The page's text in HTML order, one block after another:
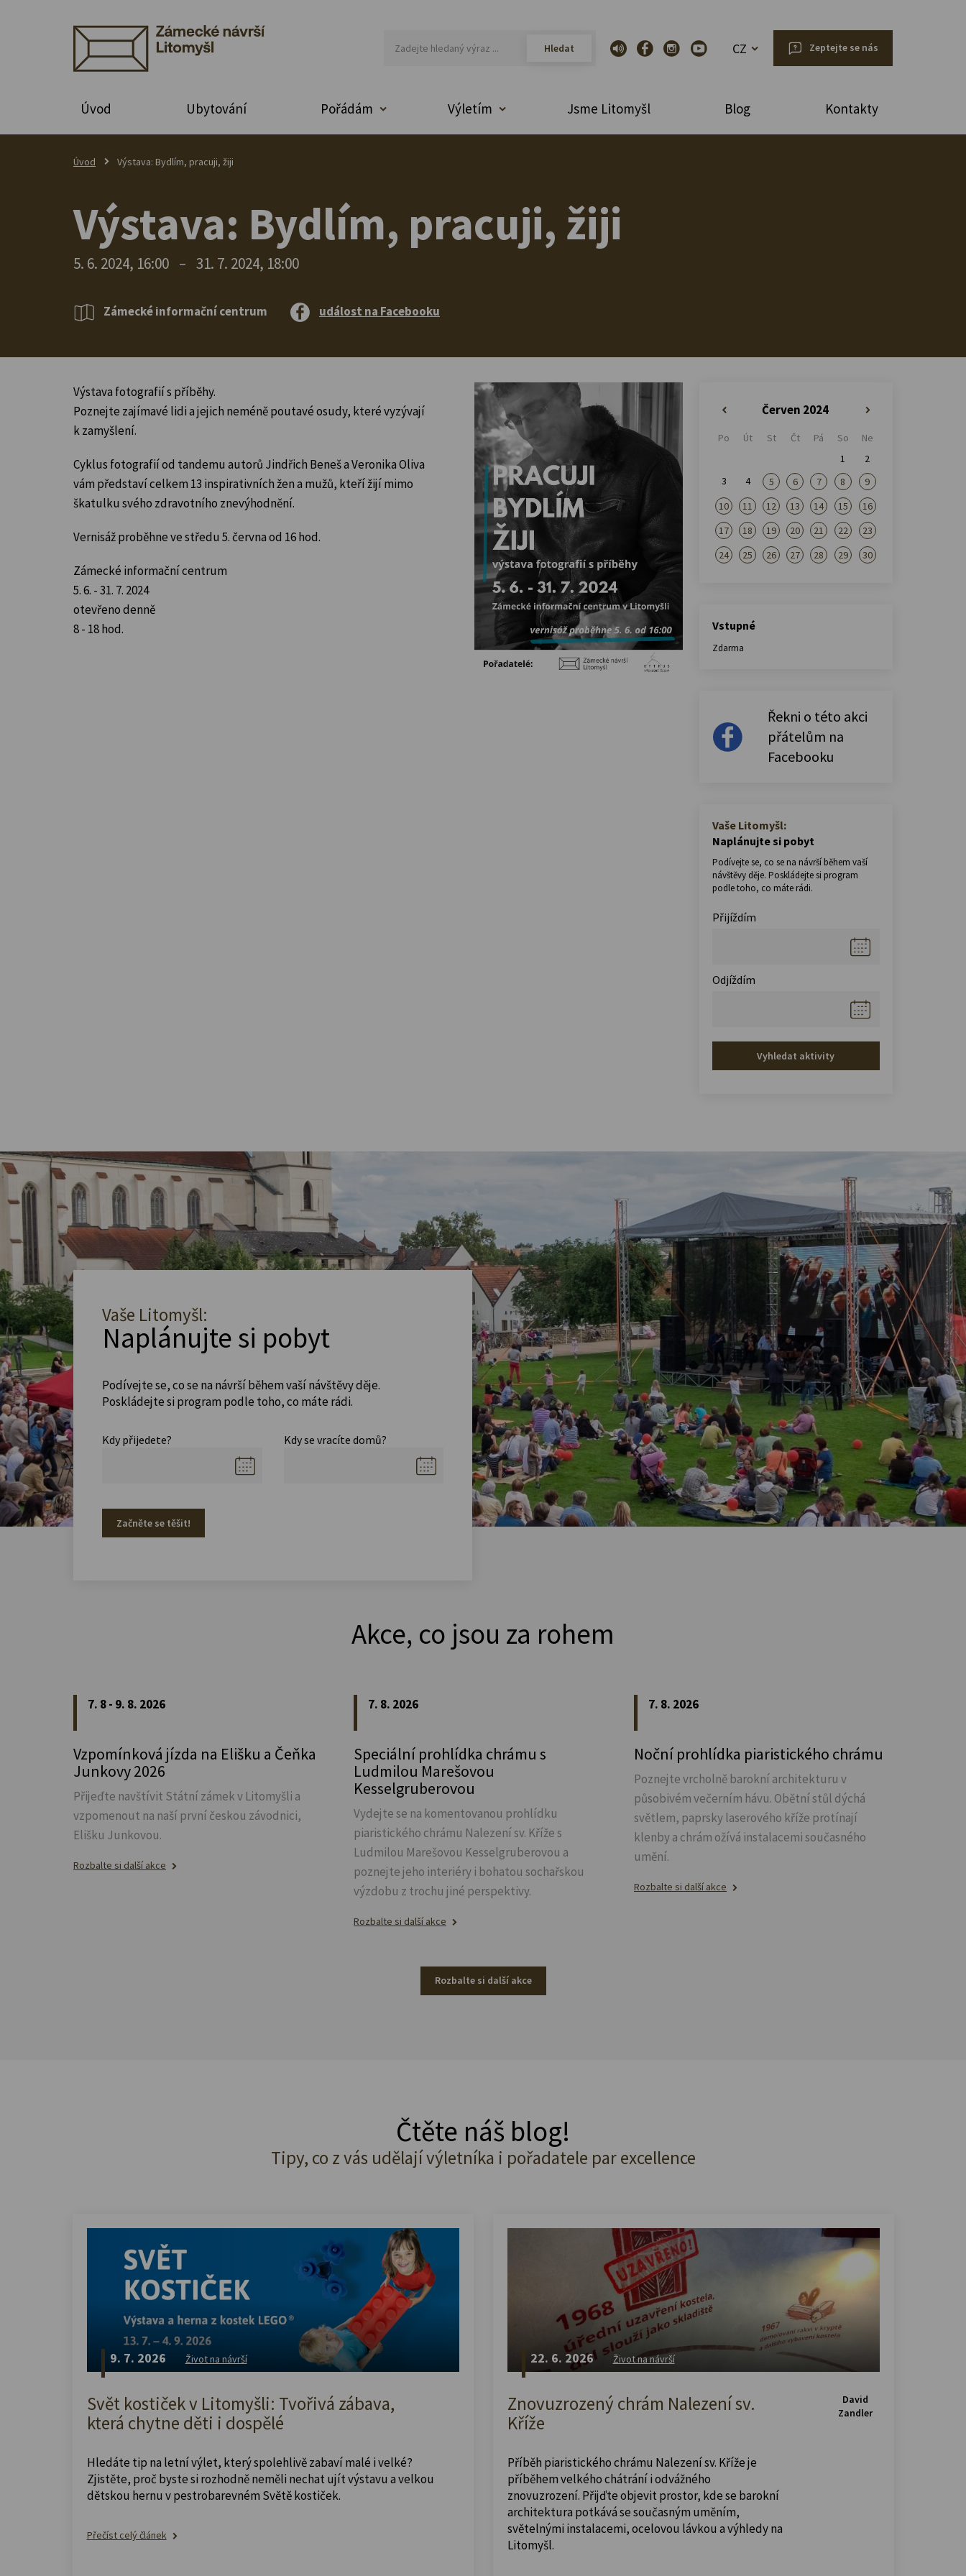
CZ Zeptejte se nás
Úvod Ubytování Pořádám Výletím Jsme Litomyšl Blog Kontakty
Úvod Výstava: Bydlím, pracuji, žiji
Výstava: Bydlím, pracuji, žiji
5. 6. 2024, 16:00 – 31. 7. 2024, 18:00
Zámecké informační centrum událost na Facebooku
Výstava fotografií s příběhy.
Poznejte zajímavé lidi a jejich neméně poutavé osudy, které vyzývají
k zamyšlení.
Cyklus fotografií od tandemu autorů Jindřich Beneš a Veronika Oliva
vám představí celkem 13 inspirativních žen a mužů, kteří žijí mimo
škatulku svého zdravotního znevýhodnění.
Vernisáž proběhne ve středu 5. června od 16 hod.
Zámecké informační centrum
5. 6. - 31. 7. 2024
otevřeno denně
8 - 18 hod.
Červen 2024
Po Út St Čt Pá So
Ne
1
2
3
4 5 6 7 8
9
10
11 12 13 14 15
16
17
18 19 20 21 22
23
24
25 26 27 28 29 30
Vstupné
Zdarma
Řekni o této akci
přátelům na
Facebooku
Vaše Litomyšl:
Naplánujte si pobyt
Podívejte se, co se na návrší během vaší
návštěvy děje. Poskládejte si program
podle toho, co máte rádi.
Přijíždím
Odjíždím
Vyhledat aktivity
Vaše Litomyšl:
Naplánujte si pobyt
Podívejte se, co se na návrší během vaší návštěvy děje.
Poskládejte si program podle toho, co máte rádi.
Kdy přijedete? Kdy se vracíte domů?
Začněte se těšit!
Akce, co jsou za rohem
7. 8 - 9. 8. 2026
Vzpomínková jízda na Elišku a Čeňka
Junkovy 2026
Přijeďte navštívit Státní zámek v Litomyšli a
vzpomenout na naší první českou závodnici,
Elišku Junkovou.
Rozbalte si další akce
7. 8. 2026
Speciální prohlídka chrámu s
Ludmilou Marešovou
Kesselgruberovou
Vydejte se na komentovanou prohlídku
piaristického chrámu Nalezení sv. Kříže s
Ludmilou Marešovou Kesselgruberovou a
poznejte jeho interiéry i bohatou sochařskou
výzdobu z trochu jiné perspektivy.
Rozbalte si další akce
7. 8. 2026
Noční prohlídka piaristického chrámu
Poznejte vrcholně barokní architekturu v
působivém večerním hávu. Obětní stůl dýchá
světlem, paprsky laserového kříže protínají
klenby a chrám ožívá instalacemi současného
umění.
Rozbalte si další akce
Rozbalte si další akce
Čtěte náš blog!
Tipy, co z vás udělají výletníka i pořadatele par excellence
9. 7. 2026 Život na návrší
Svět kostiček v Litomyšli: Tvořivá zábava,
která chytne děti i dospělé
Hledáte tip na letní výlet, který spolehlivě zabaví malé i velké?
Zjistěte, proč byste si rozhodně neměli nechat ujít výstavu a velkou
dětskou hernu v pestrobarevném Světě kostiček.
Přečíst celý článek
22. 6. 2026 Život na návrší
Znovuzrozený chrám Nalezení sv.
Kříže
Příběh piaristického chrámu Nalezení sv. Kříže je
příběhem velkého chátrání i odvážného
znovuzrození. Přijďte objevit prostor, kde se barokní
architektura potkává se současným uměním,
světelnými instalacemi, ocelovou lávkou a výhledy na
Litomyšl.
David
Zandler